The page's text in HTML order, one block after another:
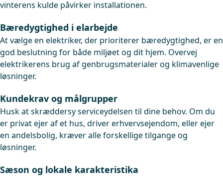
vinterens kulde påvirker installationen.
Bæredygtighed i elarbejde
At vælge en elektriker, der prioriterer bæredygtighed, er en
god beslutning for både miljøet og dit hjem. Overvej
elektrikerens brug af genbrugsmaterialer og klimavenlige
løsninger.
Kundekrav og målgrupper
Husk at skræddersy serviceydelsen til dine behov. Om du
er privat ejer af et hus, driver erhvervsejendom, eller ejer
en andelsbolig, kræver alle forskellige tilgange og
løsninger.
Sæson og lokale karakteristika